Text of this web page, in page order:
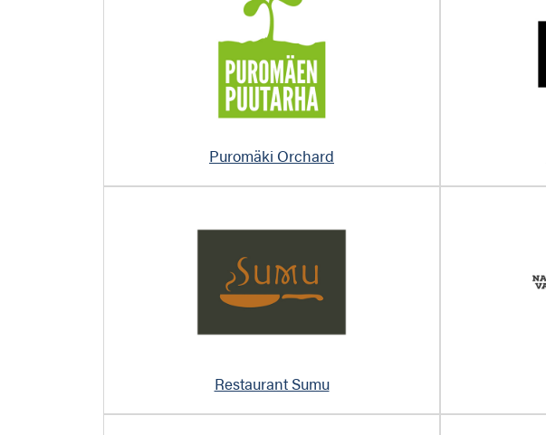
Puromäki Orchard
Restaurant Sumu